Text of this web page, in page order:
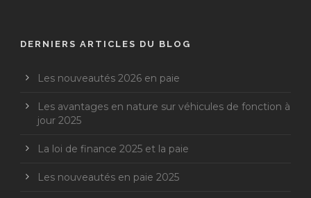
DERNIERS ARTICLES DU BLOG
Les nouveautés 2026 en paie
Les avantages en nature sur véhicules de fonction à
jour 2025
La loi de finance 2025 et la paie
Les nouveautés en paie 2025